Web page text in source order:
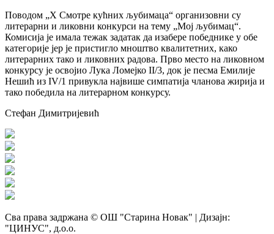
Поводом „X Смотре кућних љубимаца“ организовни су
литерарни и ликовни конкурси на тему „Мој љубимац“.
Комисија је имала тежак задатак да изабере победнике у обе
категорије јер је пристигло мноштво квалитетних, како
литерарних тако и ликовних радова. Прво место на ликовном
конкурсу је освојио Лука Ломејко II/3, док је песма Емилије
Нешић из IV/1 привукла највише симпатија чланова жирија и
тако победила на литерарном конкурсу.
Стефан Димитријевић
Сва права задржана © ОШ "Старина Новак" | Дизајн:
"ЦИНУС", д.о.о.